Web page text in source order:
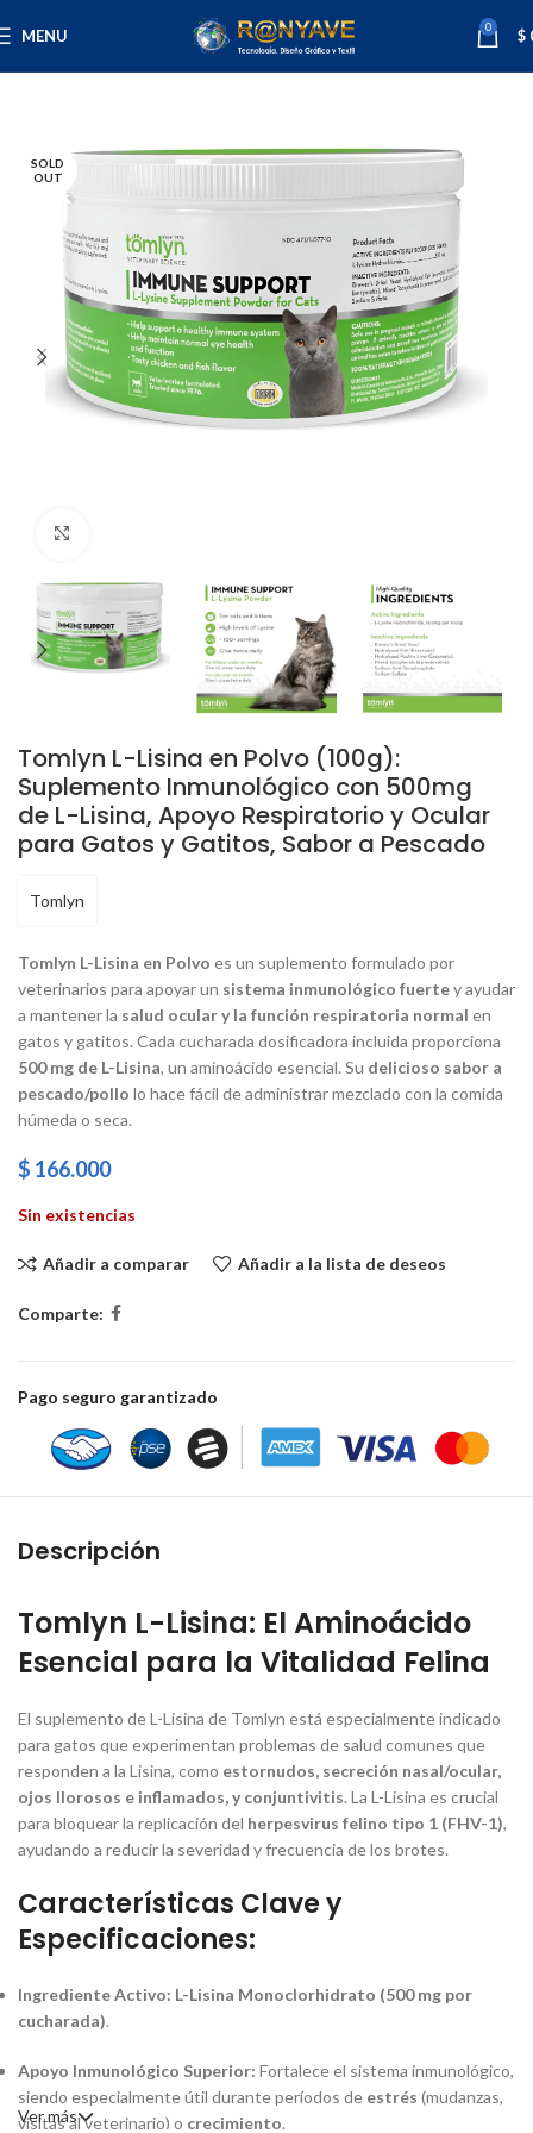
MENU 0 $
SOLD
OUT
Tomlyn L-Lisina en Polvo (100g):
Suplemento Inmunológico con 500mg
de L-Lisina, Apoyo Respiratorio y Ocular
para Gatos y Gatitos, Sabor a Pescado
Tomlyn
Tomlyn L-Lisina en Polvo es un suplemento formulado por
veterinarios para apoyar un sistema inmunológico fuertey ayudar
a mantener la salud ocular y la función respiratoria normal en
gatos y gatitos. Cada cucharada dosificadora incluida proporciona
500 mg de L-Lisina, un aminoácido esencial. Su delicioso sabor a
pescado/pollo lo hace fácil de administrar mezclado con la comida
húmeda o seca.
$ 166.000
Sin existencias
Añadir a comparar Añadir a la lista de deseos
Comparte:
Pago seguro garantizado
Descripción
Tomlyn L-Lisina: El Aminoácido
Esencial para la Vitalidad Felina
El suplemento de L-Lisina de Tomlyn está especialmente indicado
para gatos que experimentan problemas de salud comunes que
responden a la Lisina, como estornudos, secreción nasal/ocular,
ojos llorosos e inflamados, y conjuntivitis. La L-Lisina es crucial
para bloquear la replicación del herpesvirus felino tipo 1 (FHV-1),
ayudando a reducir la severidad y frecuencia de los brotes.
Características Clave y
Especificaciones:
Ingrediente Activo: L-Lisina Monoclorhidrato (500 mg por
cucharada).
Apoyo Inmunológico Superior: Fortalece el sistema inmunológico,
siendo especialmente útil durante períodos de estrés (mudanzas,
visitas al veterinario) o crecimiento.
Ver más